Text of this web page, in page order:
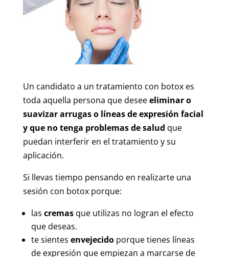
Un candidato a un tratamiento con botox es
toda aquella persona que deseeeliminar o
suavizar arrugas o líneas de expresión facial
y que no tenga problemas de salud que
puedan interferir en el tratamiento y su
aplicación.
Si llevas tiempo pensando en realizarte una
sesión con botox porque:
las cremasque utilizas no logran el efecto
que deseas.
te sientes envejecidoporque tienes líneas
de expresión que empiezan a marcarse de